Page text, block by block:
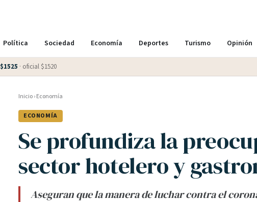
Política Sociedad Economía Deportes Turismo Opinión
$1525 · oficial $1520
Inicio›Economía
ECONOMÍA
Se profundiza la
sector hotelero y
Aseguran que la manera de luchar contra el